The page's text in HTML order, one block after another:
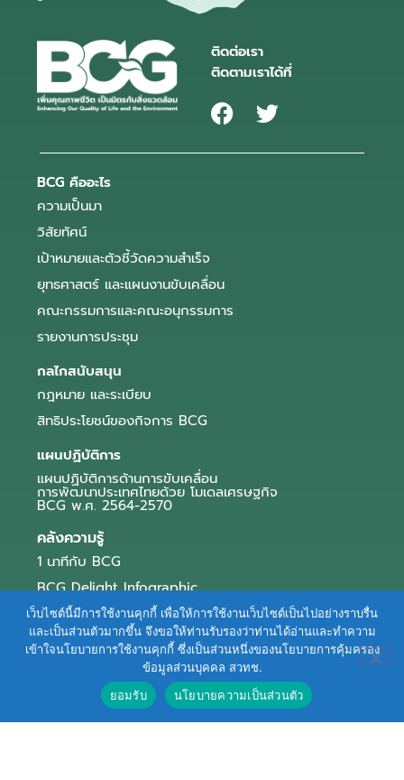
ติดต่อเรา
ติดตามเราได้ที่
BCG คืออะไร
ความเป็นมา
วิสัยทัศน์
เป้าหมายและตัวชี้วัดความสำเร็จ
ยุทธศาสตร์ และแผนงานขับเคลื่อน
คณะกรรมการและคณะอนุกรรมการ
รายงานการประชุม
กลไกสนับสนุน
กฎหมาย และระเบียบ
สิทธิประโยชน์ของกิจการ BCG
แผนปฏิบัติการ
แผนปฏิบัติการด้านการขับเคลื่อน
การพัฒนาประเทศไทยด้วย โมเดลเศรษฐกิจ
BCG พ.ศ. 2564-2570
คลังความรู้
1 นาทีกับ BCG
BCG Delight Infographic
สื่อประชาสัมพันธ์
e-Book Series
ตัวอย่างธุรกิจ BCG
ข่าวและบทความ
เว็บไซต์นี้มีการใช้งานคุกกี้ เพื่อให้การใช้งานเว็บไซต์เป็นไปอย่างราบรื่น
และเป็นส่วนตัวมากขึ้น จึงขอให้ท่านรับรองว่าท่านได้อ่านและทำความ
เข้าใจนโยบายการใช้งานคุกกี้ ซึ่งเป็นส่วนหนึ่งของนโยบายการคุ้มครอง
ข้อมูลส่วนบุคคล สวทช.
ยอมรับ
นโยบายความเป็นส่วนตัว